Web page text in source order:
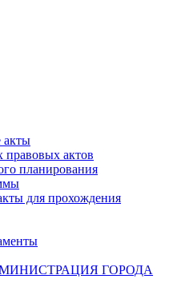
акты
актов
планирования
для прохождения
ГОРОДА